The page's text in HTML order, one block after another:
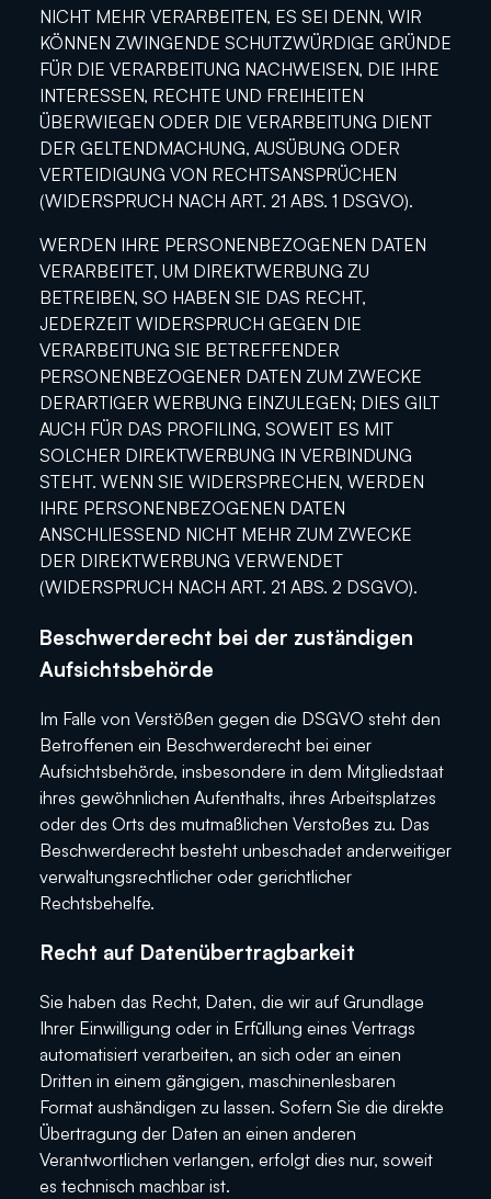
NICHT MEHR VERARBEITEN, ES SEI DENN, WIR
KÖNNEN ZWINGENDE SCHUTZWÜRDIGE GRÜNDE
FÜR DIE VERARBEITUNG NACHWEISEN, DIE IHRE
INTERESSEN, RECHTE UND FREIHEITEN
ÜBERWIEGEN ODER DIE VERARBEITUNG DIENT
DER GELTENDMACHUNG, AUSÜBUNG ODER
VERTEIDIGUNG VON RECHTSANSPRÜCHEN
(WIDERSPRUCH NACH ART. 21 ABS. 1 DSGVO).
WERDEN IHRE PERSONENBEZOGENEN DATEN
VERARBEITET, UM DIREKTWERBUNG ZU
BETREIBEN, SO HABEN SIE DAS RECHT,
JEDERZEIT WIDERSPRUCH GEGEN DIE
VERARBEITUNG SIE BETREFFENDER
PERSONENBEZOGENER DATEN ZUM ZWECKE
DERARTIGER WERBUNG EINZULEGEN; DIES GILT
AUCH FÜR DAS PROFILING, SOWEIT ES MIT
SOLCHER DIREKTWERBUNG IN VERBINDUNG
STEHT. WENN SIE WIDERSPRECHEN, WERDEN
IHRE PERSONENBEZOGENEN DATEN
ANSCHLIESSEND NICHT MEHR ZUM ZWECKE
DER DIREKTWERBUNG VERWENDET
(WIDERSPRUCH NACH ART. 21 ABS. 2 DSGVO).
Beschwerderecht bei der zuständigen
Aufsichtsbehörde
Im Falle von Verstößen gegen die DSGVO steht den
Betroffenen ein Beschwerderecht bei einer
Aufsichtsbehörde, insbesondere in dem Mitgliedstaat
ihres gewöhnlichen Aufenthalts, ihres Arbeitsplatzes
oder des Orts des mutmaßlichen Verstoßes zu. Das
Beschwerderecht besteht unbeschadet anderweitiger
verwaltungsrechtlicher oder gerichtlicher
Rechtsbehelfe.
Recht auf Datenübertragbarkeit
Sie haben das Recht, Daten, die wir auf Grundlage
Ihrer Einwilligung oder in Erfüllung eines Vertrags
automatisiert verarbeiten, an sich oder an einen
Dritten in einem gängigen, maschinenlesbaren
Format aushändigen zu lassen. Sofern Sie die direkte
Übertragung der Daten an einen anderen
Verantwortlichen verlangen, erfolgt dies nur, soweit
es technisch machbar ist.